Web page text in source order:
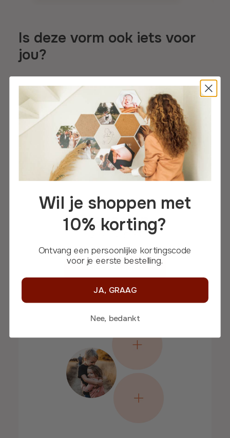
Is deze vorm ook iets voor
jou?
Hexagon
Kies Hexagon
Wil je shoppen met
10% korting?
Ontvang een persoonlijke kortingscode
voor je eerste bestelling.
JA, GRAAG
Nee, bedankt